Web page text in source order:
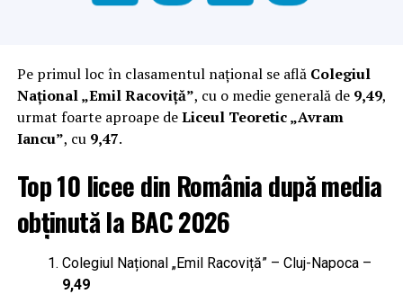
Pe primul loc în clasamentul național se află Colegiul
Național „Emil Racoviță”, cu o medie generală de 9,49,
urmat foarte aproape deLiceul Teoretic „Avram
Iancu”, cu 9,47.
Top 10 licee din România după media
obținută la BAC 2026
Colegiul Național „Emil Racoviță” – Cluj-Napoca –
9,49